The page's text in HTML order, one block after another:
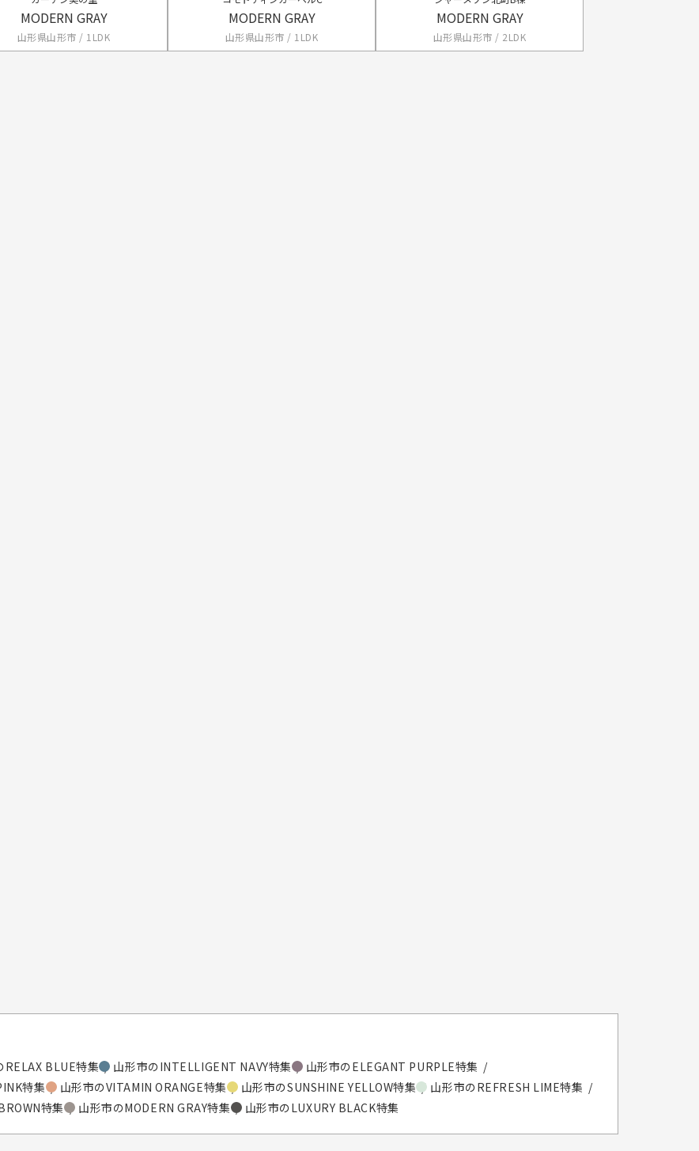
MODERN GRAY
山形県山形市 / 1LDK
MODERN GRAY
山形県山形市 / 1LDK
MODERN GRAY
山形県山形市 / 2LDK
RELAX BLUE特集 山形市のINTELLIGENT NAVY特集
山形市のELEGANT PURPLE特集
特集 山形市のVITAMIN ORANGE特集 山形市のSUNSHINE YELLOW特集
山形市のREFRESH LIME特集
特集 山形市のMODERN GRAY特集 山形市のLUXURY BLACK特集